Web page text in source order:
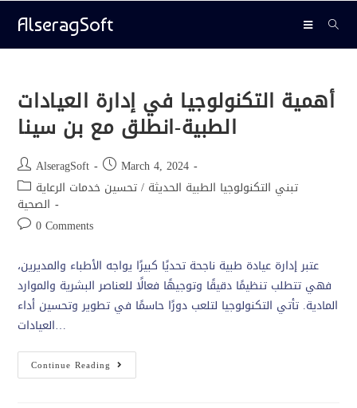
AlseragSoft
أهمية التكنولوجيا في إدارة العيادات
الطبية-انطلق مع بن سينا
AlseragSoft
March 4, 2024
تبني التكنولوجيا الطبية الحديثة / تحسين خدمات الرعاية
الصحية
0 Comments
عتبر إدارة عيادة طبية ناجحة تحديًا كبيرًا يواجه الأطباء والمديرين،
فهي تتطلب تنظيمًا دقيقًا وتوجيهًا فعالًا للعناصر البشرية والموارد
المادية. تأتي التكنولوجيا لتلعب دورًا حاسمًا في تطوير وتحسين أداء
العيادات…
Continue Reading